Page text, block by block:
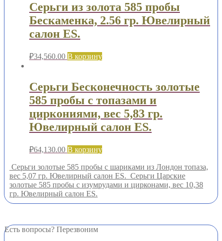
Серьги из золота 585 пробы
Бескаменка, 2.56 гр. Ювелирный
салон ES.
₽34,560.00 В корзину
Серьги Бесконечность золотые
585 пробы с топазами и
циркониями, вес 5,83 гр.
Ювелирный салон ES.
₽64,130.00 В корзину
Серьги золотые 585 пробы с шариками из Лондон топаза,
вес 5,07 гр. Ювелирный салон ES. Серьги Царские
золотые 585 пробы с изумрудами и цирконами, вес 10,38
гр. Ювелирный салон ES.
Есть вопросы? Перезвоним